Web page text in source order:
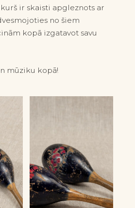
ir skaisti apgleznots ar
no šiem
kopā izgatavot savu
mūziku kopā!